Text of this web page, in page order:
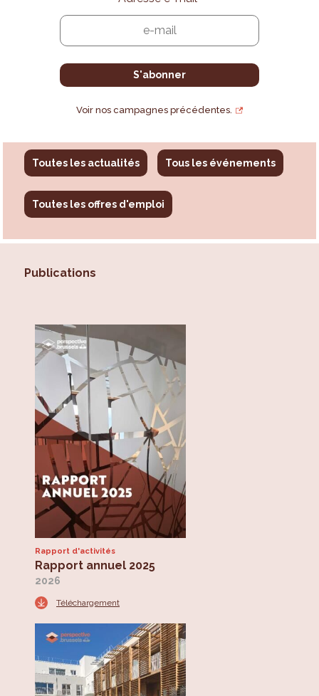
Voir nos campagnes précédentes.
Toutes les actualités Tous les événements
Toutes les offres d'emploi
Publications
Rapport d'activités
Rapport annuel 2025
2026
Téléchargement